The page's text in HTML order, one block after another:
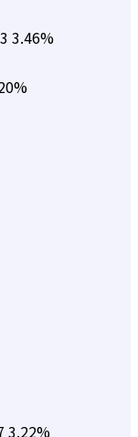
3.46%
3.22%